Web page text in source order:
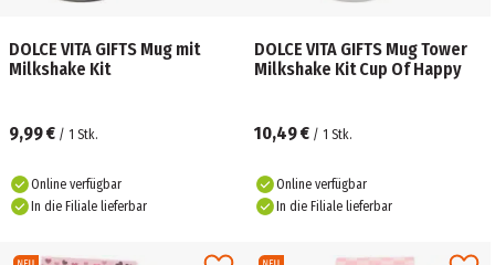
DOLCE VITA GIFTS Mug mit
Milkshake Kit
9,99 € / 1 Stk.
Online verfügbar
In die Filiale lieferbar
DOLCE VITA GIFTS Mug Tower
Milkshake Kit Cup Of Happy
10,49 € / 1 Stk.
Online verfügbar
In die Filiale lieferbar